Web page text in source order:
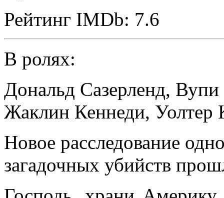
Рейтинг IMDb: 7.6
В ролях:
Дональд Сазерленд, Вупи
Жаклин Кеннеди, Уолтер
Новое расследование
загадочных убийств